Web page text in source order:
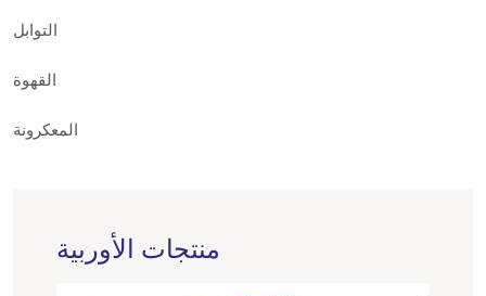
التوابل
القهوة
المعكرونة
منتجات الأوربية